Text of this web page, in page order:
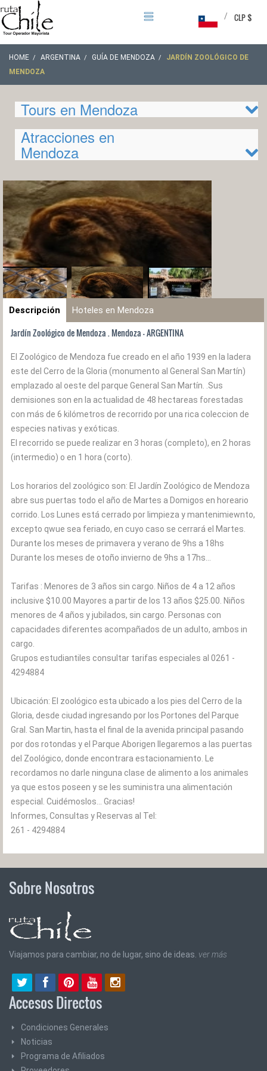
CLP $
/
HOME ARGENTINA GUÍA DE MENDOZA
JARDÍN ZOOLÓGICO DE
MENDOZA
Tours en Mendoza
Atracciones en
Mendoza
Descripción Hoteles en Mendoza
Jardín Zoológico de Mendoza . Mendoza - ARGENTINA
El Zoológico de Mendoza fue creado en el año 1939 en la ladera
este del Cerro de la Gloria (monumento al General San Martín)
emplazado al oeste del parque General San Martín. .Sus
demisiones son en la actualidad de 48 hectareas forestadas
con más de 6 kilómetros de recorrido por una rica coleccion de
especies nativas y exóticas.
El recorrido se puede realizar en 3 horas (completo), en 2 horas
(intermedio) o en 1 hora (corto).
Los horarios del zoológico son: El Jardín Zoológico de Mendoza
abre sus puertas todo el año de Martes a Domigos en horeario
corrido. Los Lunes está cerrado por limpieza y mantenimiewnto,
excepto qwue sea feriado, en cuyo caso se cerrará el Martes.
Durante los meses de primavera y verano de 9hs a 18hs
Durante los meses de otoño invierno de 9hs a 17hs...
Tarifas : Menores de 3 años sin cargo. Niños de 4 a 12 años
inclusive $10.00 Mayores a partir de los 13 años $25.00. Niños
menores de 4 años y jubilados, sin cargo. Personas con
capacidades diferentes acompañados de un adulto, ambos in
cargo.
Grupos estudiantiles consultar tarifas especiales al 0261 -
4294884
Ubicación: El zoológico esta ubicado a los pies del Cerro de la
Gloria, desde ciudad ingresando por los Portones del Parque
Gral. San Martin, hasta el final de la avenida principal pasando
por dos rotondas y el Parque Aborigen llegaremos a las puertas
del Zoológico, donde encontrara estacionamiento. Le
recordamos no darle ninguna clase de alimento a los animales
ya que estos poseen y se les suministra una alimentación
especial. Cuidémoslos... Gracias!
Informes, Consultas y Reservas al Tel:
261 - 4294884
Sobre Nosotros
Viajamos para cambiar, no de lugar, sino de ideas. ver más
Accesos Directos
Condiciones Generales
Noticias
Programa de Afiliados